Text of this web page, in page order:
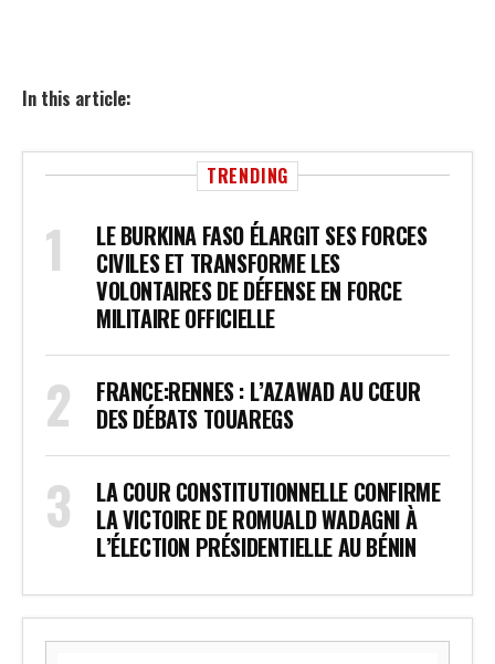
In this article:
TRENDING
LE BURKINA FASO ÉLARGIT SES FORCES
CIVILES ET TRANSFORME LES
VOLONTAIRES DE DÉFENSE EN FORCE
MILITAIRE OFFICIELLE
FRANCE:RENNES : L’AZAWAD AU CŒUR
DES DÉBATS TOUAREGS
LA COUR CONSTITUTIONNELLE CONFIRME
LA VICTOIRE DE ROMUALD WADAGNI À
L’ÉLECTION PRÉSIDENTIELLE AU BÉNIN